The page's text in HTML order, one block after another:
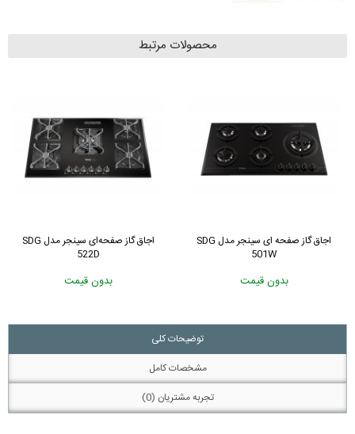
محصولات مرتبط
اجاق گاز صفحه‌ای سینجر مدل SDG
522D
بدون قیمت
اجاق گاز صفحه ای سینجر مدل SDG
501W
بدون قیمت
توضیحات کلی
مشخصات کامل
تجربه مشتریان (0)